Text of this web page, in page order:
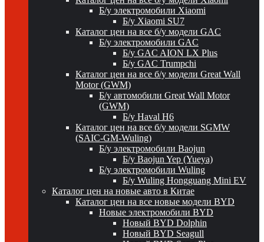
Б/у электромобили Xiaomi
Б/у Xiaomi SU7
Каталог цен на все б/у модели GAC
Б/у электромобили GAC
Б/у GAC AION LX Plus
Б/у GAC Trumpchi
Каталог цен на все б/у модели Great Wall
Motor (GWM)
Б/у автомобили Great Wall Motor
(GWM)
Б/у Haval H6
Каталог цен на все б/у модели SGMW
(SAIC-GM-Wuling)
Б/у электромобили Baojun
Б/у Baojun Yep (Yueya)
Б/у электромобили Wuling
Б/у Wuling Hongguang Mini EV
Каталог цен на новые авто в Китае
Каталог цен на все новые модели BYD
Новые электромобили BYD
Новый BYD Dolphin
Новый BYD Seagull